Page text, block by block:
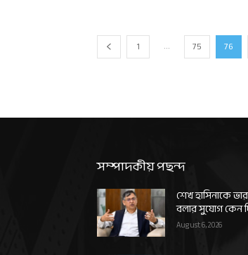
1 ... 75 76
সম্পাদকীয় পছন্দ
শেখ হাসিনাকে
বলার সুযোগ কেন
August 6, 2026